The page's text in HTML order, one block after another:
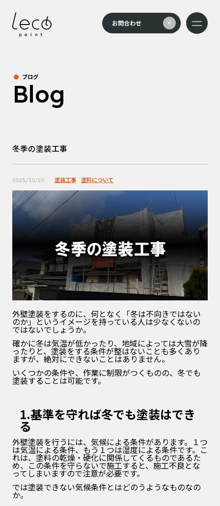
メニュ
お問合わせ
ブログ
Blog
冬季の塗装工事
2025/10/20 塗装工事 塗料について
外壁塗装をするのに、何となく「冬は不向きではない
のか」というイメージを持っている人は少なくないの
ではないでしょうか。
確かに冬は気温が低かったり、地域によっては大雪が降
ったりと、塗装をする条件が整はないことも多くあり
ますが、絶対にできないことはありません。
いくつかの条件や、作業に制限がつくものの、冬でも
塗装することは可能です。
1.基準を守れば冬でも塗装はでき
る
外壁塗装を行うには、気候による条件があります。１つ
は気温による条件、もう１つは湿度による条件です。こ
れは、塗料の乾燥・硬化に関係してくるものであるた
め、この条件を守らないで施工すると、施工不良とな
ってしまいますので注意が必要です。
では塗装できない気候条件とはどのうようなものなの
か。